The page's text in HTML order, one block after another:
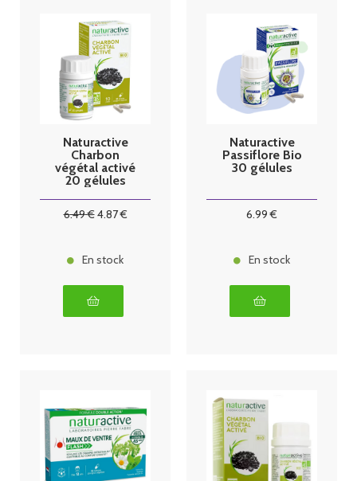
Naturactive
Charbon
végétal activé
20 gélules
6.49€4.87€
En stock
Naturactive
Passiflore Bio
30 gélules
6.99 €
En stock